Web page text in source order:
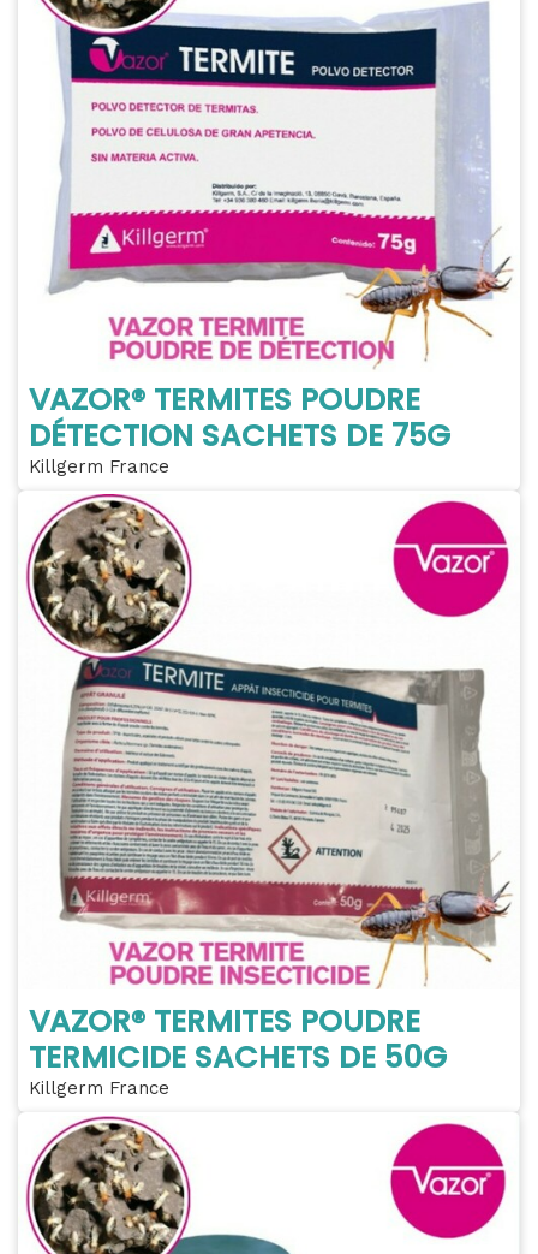
VAZOR® TERMITES POUDRE
DÉTECTION SACHETS DE 75G
Killgerm France
VAZOR® TERMITES POUDRE
TERMICIDE SACHETS DE 50G
Killgerm France